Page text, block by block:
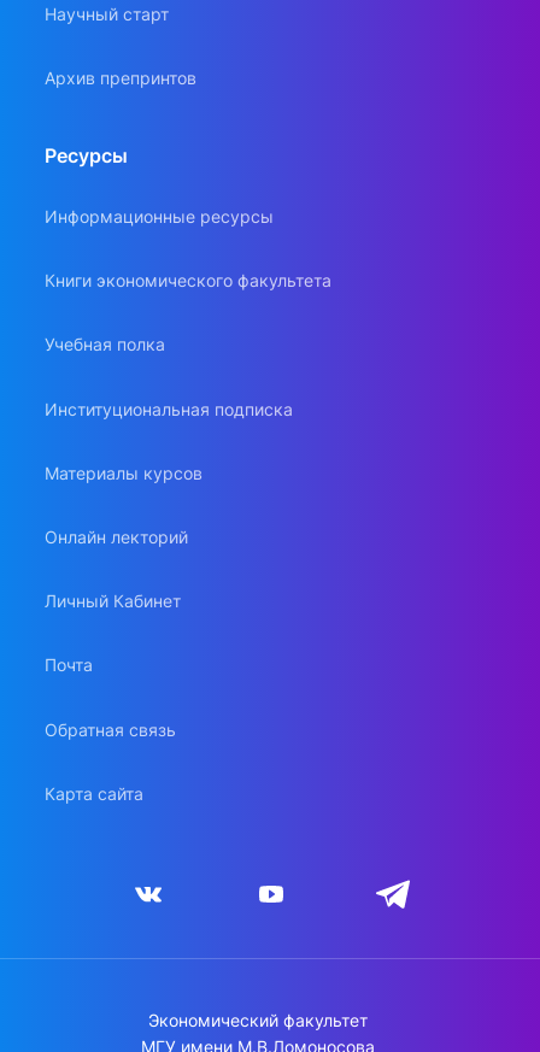
Научный старт
Архив препринтов
Ресурсы
Информационные ресурсы
Книги экономического факультета
Учебная полка
Институциональная подписка
Материалы курсов
Онлайн лекторий
Личный Кабинет
Почта
Обратная связь
Карта сайта
Экономический факультет
МГУ имени М.В.Ломоносова